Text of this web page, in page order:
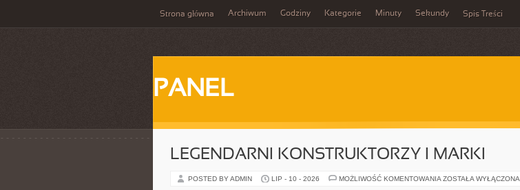
Strona główna Archiwum Godziny Kategorie Minuty Sekundy Spis Treści
PANEL
LEGENDARNI KONSTRUKTORZY I MARKI
POSTED BY ADMIN LIP - 10 - 2026 MOŻLIWOŚĆ KOMENTOWANIA LEGENDARNI
ZOSTAŁA WYŁĄCZONA